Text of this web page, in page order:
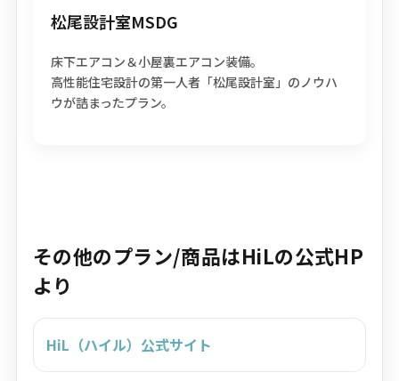
松尾設計室MSDG
床下エアコン＆小屋裏エアコン装備。
高性能住宅設計の第一人者「松尾設計室」のノウハ
ウが詰まったプラン。
その他のプラン/商品はHiLの公式HP
より
HiL（ハイル）公式サイト